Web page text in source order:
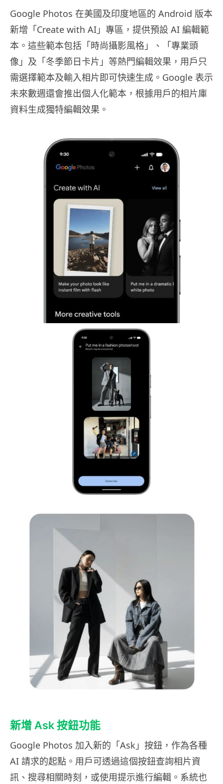
Google Photos 在美國及印度地區的 Android 版本
新增「Create with AI」專區，提供預設 AI 編輯範
本。這些範本包括「時尚攝影風格」、「專業頭
像」及「冬季節日卡片」等熱門編輯效果，用戶只
需選擇範本及輸入相片即可快速生成。Google 表示
未來數週還會推出個人化範本，根據用戶的相片庫
資料生成獨特編輯效果。
新增 Ask 按鈕功能
Google Photos 加入新的「Ask」按鈕，作為各種
AI 請求的起點。用戶可透過這個按鈕查詢相片資
訊、搜尋相關時刻，或使用提示進行編輯。系統也